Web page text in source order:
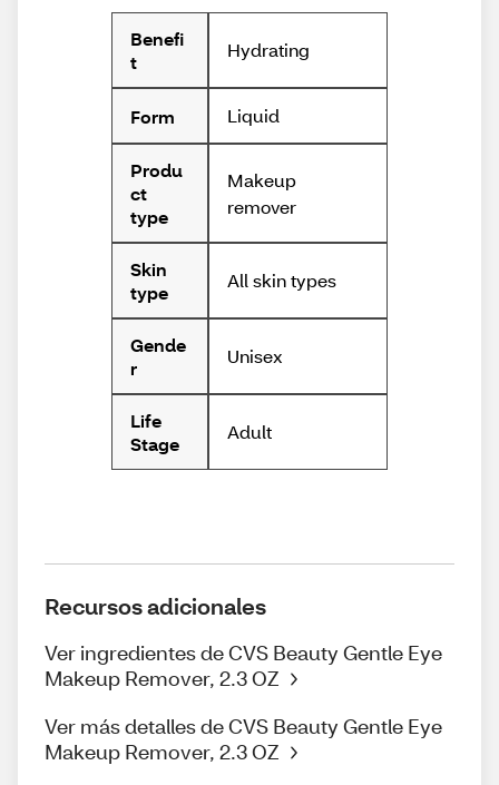
Benefi
t
Hydrating
Form Liquid
Produ
ct
type
Makeup
remover
Skin
type
All skin types
Gende
r
Unisex
Life
Stage
Adult
Recursos adicionales
Ver ingredientes de CVS Beauty Gentle Eye
Makeup Remover, 2.3 OZ
Ver más detalles de CVS Beauty Gentle Eye
Makeup Remover, 2.3 OZ